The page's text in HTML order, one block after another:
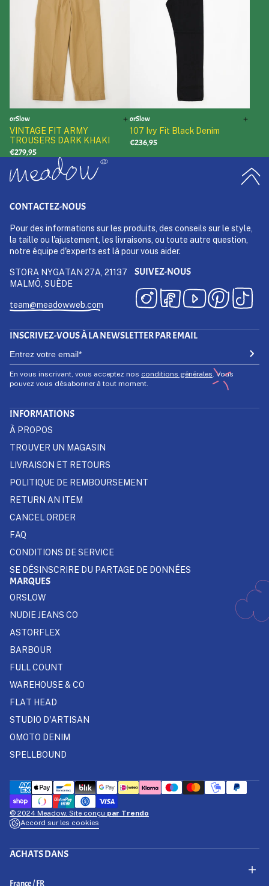
orSlow
VINTAGE FIT ARMY
TROUSERS DARK KHAKI
€279,95
orSlow
107 Ivy Fit Black Denim
€236,95
CONTACTEZ-NOUS
Pour des informations sur les produits, des conseils sur le style,
la taille ou l'ajustement, les livraisons, ou toute autre question,
notre équipe d'experts est là pour vous aider.
STORA NYGATAN 27A, 21137
MALMÖ, SUÈDE
team@meadowweb.com
SUIVEZ-NOUS
INSCRIVEZ-VOUS À LA NEWSLETTER PAR EMAIL
En vous inscrivant, vous acceptez nos conditions générales. Vous
pouvez vous désabonner à tout moment.
ACHATS DANS
Select Your Region:
France / FR
INFORMATIONS
À PROPOS
TROUVER UN MAGASIN
LIVRAISON ET RETOURS
POLITIQUE DE REMBOURSEMENT
RETURN AN ITEM
CANCEL ORDER
FAQ
CONDITIONS DE SERVICE
SE DÉSINSCRIRE DU PARTAGE DE DONNÉES
MARQUES
ORSLOW
NUDIE JEANS CO
ASTORFLEX
BARBOUR
FULL COUNT
WAREHOUSE & CO
FLAT HEAD
STUDIO D'ARTISAN
OMOTO DENIM
SPELLBOUND
Accord sur les cookies
© 2024 Meadow. Site conçu par Trendo